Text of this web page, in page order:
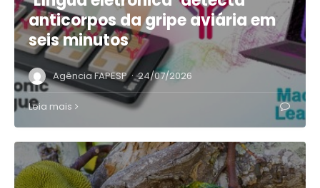
anticorpos da gripe aviária em
seis minutos
Agência FAPESP · 24/07/2026
Leia mais